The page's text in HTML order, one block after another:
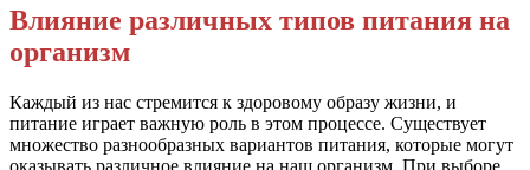
Влияние различных типов питания на
организм
Каждый из нас стремится к здоровому образу жизни, и
питание играет важную роль в этом процессе. Существует
множество разнообразных вариантов питания, которые могут
оказывать различное влияние на наш организм. При выборе